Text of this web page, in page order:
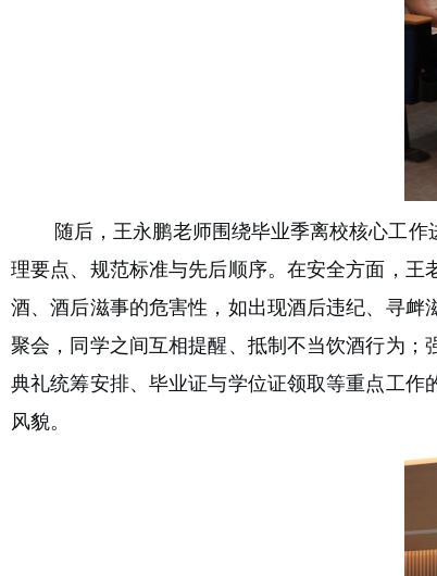
随后，王永鹏老师围绕毕业季离校核心工
理要点、规范标准与先后顺序。在安全方面，
酒、酒后滋事的危害性，如出现酒后违纪、寻
聚会，同学之间互相提醒、抵制不当饮酒行为
典礼统筹安排、毕业证与学位证领取等重点工
风貌。